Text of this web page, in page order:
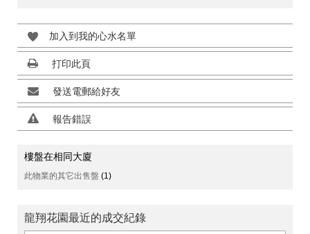
加入到我的心水名單
打印此頁
發送電郵給好友
報告錯誤
樓盤在相同大廈
此物業的其它出售盤 (1)
龍翔花園最近的成交紀錄